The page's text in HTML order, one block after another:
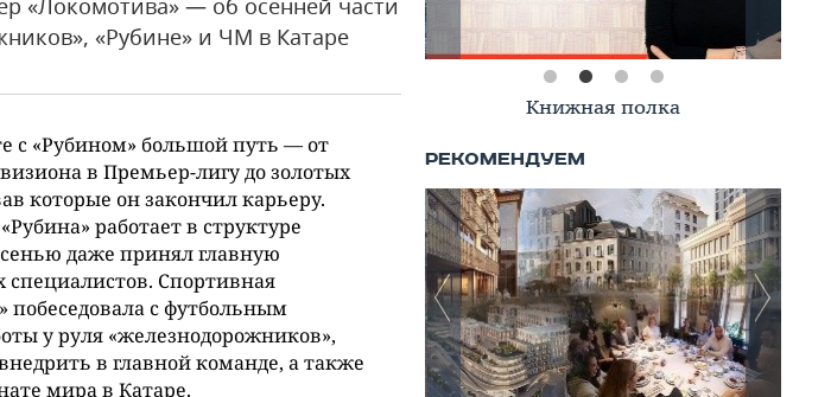
«Локомотива» — об осенней части
«Рубине» и ЧМ в Катаре
с «Рубином» большой путь — от
в Премьер-лигу до золотых
которые он закончил карьеру.
работает в структуре
даже принял главную
специалистов. Спортивная
побеседовала с футбольным
у руля «железнодорожников»,
в главной команде, а также
мира в Катаре.
Книжная полка